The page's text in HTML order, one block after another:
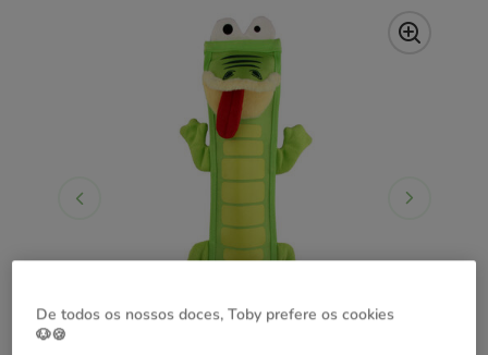
De todos os nossos doces, Toby prefere os cookies
🐶🍪